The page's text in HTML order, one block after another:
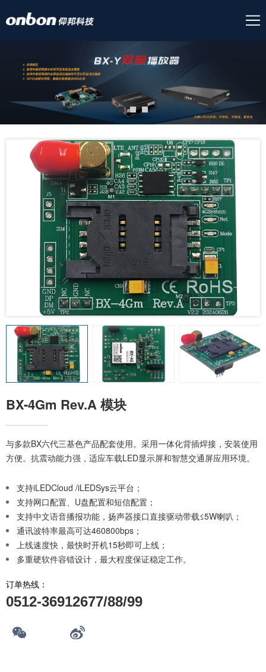
BX-4Gm Rev.A 模块
与多款BX六代三基色产品配套使用。采用一体化背插焊接，安装使用
方便。抗震动能力强，适应车载LED显示屏和智慧交通屏应用环境。
支持iLEDCloud /iLEDSys云平台；
支持网口配置、U盘配置和短信配置；
支持中文语音播报功能，扬声器接口直接驱动带载≤5W喇叭；
通讯波特率最高可达460800bps；
上线速度快，最快时开机15秒即可上线；
多重硬软件容错设计，最大程度保证稳定工作。
订单热线：
0512-36912677/88/99